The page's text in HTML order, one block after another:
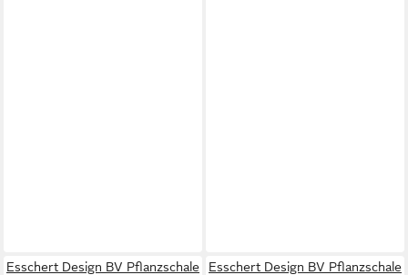
Esschert Design BV Pflanzschale
Esschert Design BV Pflanzschale